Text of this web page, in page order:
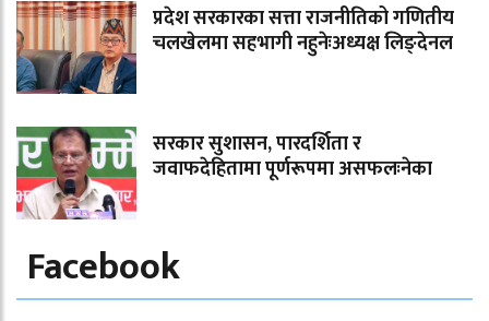
प्रदेश सरकारका सत्ता राजनीतिको गणितीय
चलखेलमा सहभागी नहुनेःअध्यक्ष लिङ्देनल
सरकार सुशासन, पारदर्शिता र
जवाफदेहितामा पूर्णरूपमा असफलःनेका
Facebook